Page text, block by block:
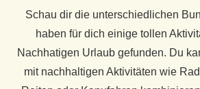
Schau dir die unterschiedlichen
haben für dich einige tollen
Nachhatigen Urlaub gefunden. Du
mit nachhaltigen Aktivitäten wie